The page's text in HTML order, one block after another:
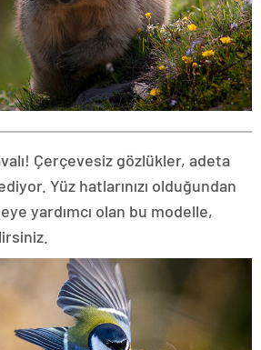
Çerçevesiz gözlükler, adeta
Yüz hatlarınızı olduğundan
yardımcı olan bu modelle,